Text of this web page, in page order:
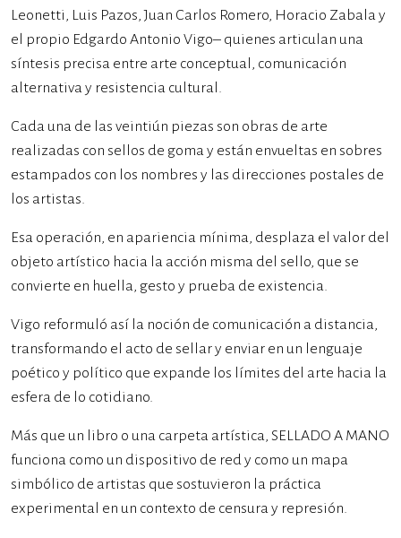
Leonetti, Luis Pazos, Juan Carlos Romero, Horacio Zabala y
el propio Edgardo Antonio Vigo– quienes articulan una
síntesis precisa entre arte conceptual, comunicación
alternativa y resistencia cultural.
Cada una de las veintiún piezas son obras de arte
realizadas con sellos de goma y están envueltas en sobres
estampados con los nombres y las direcciones postales de
los artistas.
Esa operación, en apariencia mínima, desplaza el valor del
objeto artístico hacia la acción misma del sello, que se
convierte en huella, gesto y prueba de existencia.
Vigo reformuló así la noción de comunicación a distancia,
transformando el acto de sellar y enviar en un lenguaje
poético y político que expande los límites del arte hacia la
esfera de lo cotidiano.
Más que un libro o una carpeta artística, SELLADO A MANO
funciona como un dispositivo de red y como un mapa
simbólico de artistas que sostuvieron la práctica
experimental en un contexto de censura y represión.